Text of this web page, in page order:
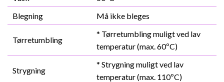
Blegning
Må ikke bleges
Tørretumbling
* Tørretumbling muligt ved lav
temperatur (max. 60ºC)
Strygning
* Strygning muligt ved lav
temperatur (max. 110ºC)